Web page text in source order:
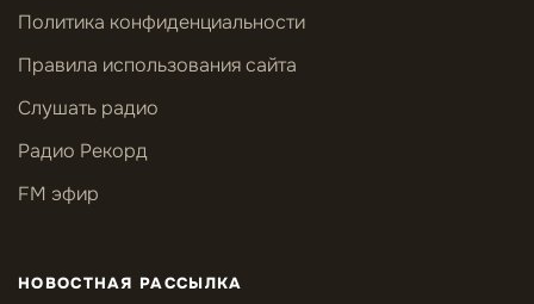
Политика конфиденциальности
Правила использования сайта
Слушать радио
Радио Рекорд
FM эфир
НОВОСТНАЯ РАССЫЛКА